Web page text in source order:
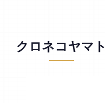
クロネコヤマト